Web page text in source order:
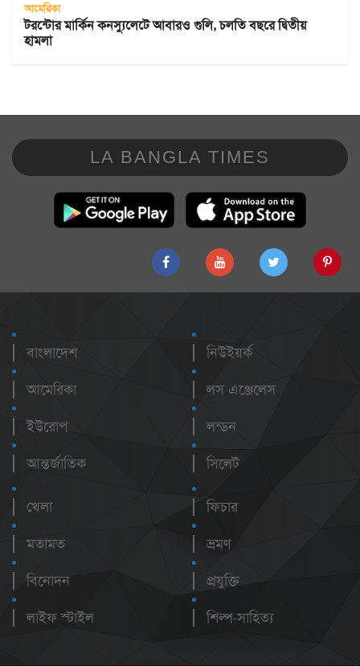
আমেরিকা
টরন্টোর মার্কিন কনস্যুলেটে আবারও গুলি, চলতি বছরে দ্বিতীয়
হামলা
LA BANGLA TIMES
বাংলাদেশ
আমেরিকা
ইউরোপ
আন্তর্জাতিক
নিউইয়র্ক
লস এঞ্জেলেস
লন্ডন
সিলেট
খেলা
মতামত
বিনোদন
লাইফ স্টাইল
ফিচার
ভ্রমণ
প্রযুক্তি
শিল্প-সাহিত্য